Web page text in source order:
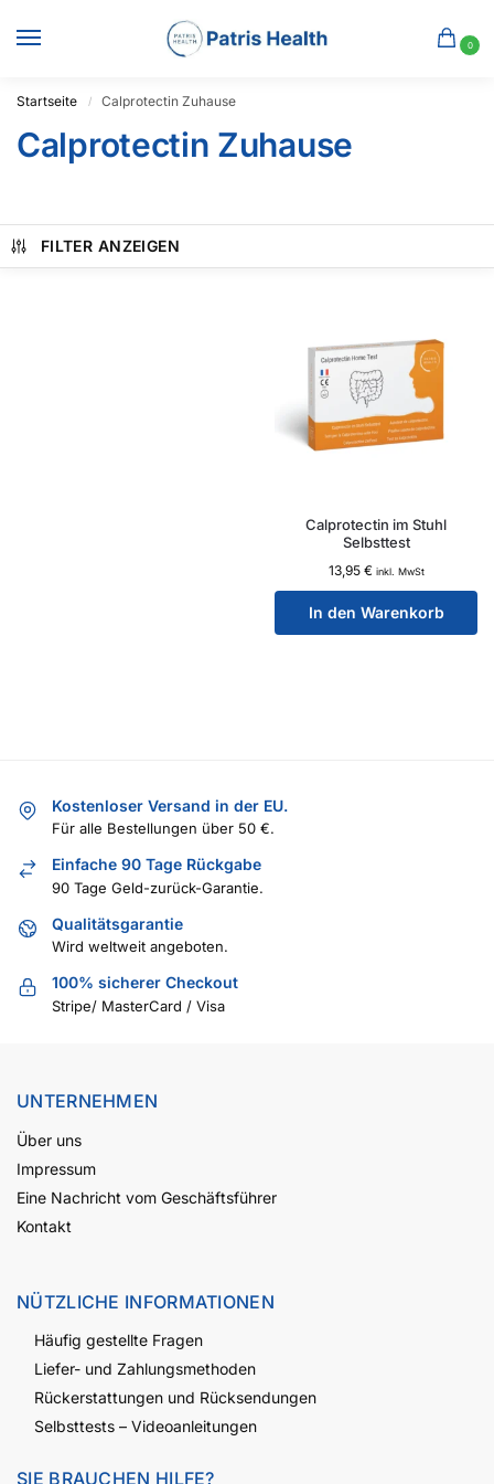
0
Startseite / Calprotectin Zuhause
Calprotectin Zuhause
FILTER ANZEIGEN
Calprotectin im Stuhl
Selbsttest
13,95 € inkl. MwSt
In den Warenkorb
Kostenloser Versand in der EU.
Für alle Bestellungen über 50 €.
Einfache 90 Tage Rückgabe
90 Tage Geld-zurück-Garantie.
Qualitätsgarantie
Wird weltweit angeboten.
100% sicherer Checkout
Stripe/ MasterCard / Visa
UNTERNEHMEN
Über uns
Impressum
Eine Nachricht vom Geschäftsführer
Kontakt
NÜTZLICHE INFORMATIONEN
Häufig gestellte Fragen
Liefer- und Zahlungsmethoden
Rückerstattungen und Rücksendungen
Selbsttests – Videoanleitungen
SIE BRAUCHEN HILFE?